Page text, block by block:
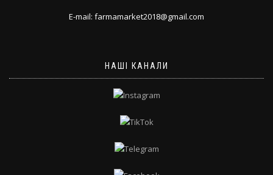
E-mail: farmamarket2018@gmail.com
НАШІ КАНАЛИ